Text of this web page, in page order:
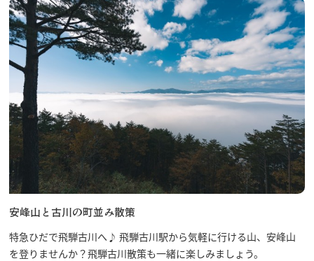
安峰山と古川の町並み散策
特急ひだで飛騨古川へ♪ 飛騨古川駅から気軽に行ける山、安峰山
を登りませんか？飛騨古川散策も一緒に楽しみましょう。